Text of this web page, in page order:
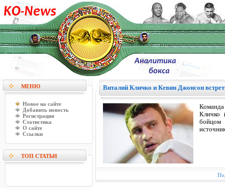
МЕНЮ
Новое на сайте
Добавить новость
Регистрация
Статистика
О сайте
Ссылки
ТОП СТАТЬИ
Виталий Кличко и Кевин Джонсон
Команда
Кличко
бойцом